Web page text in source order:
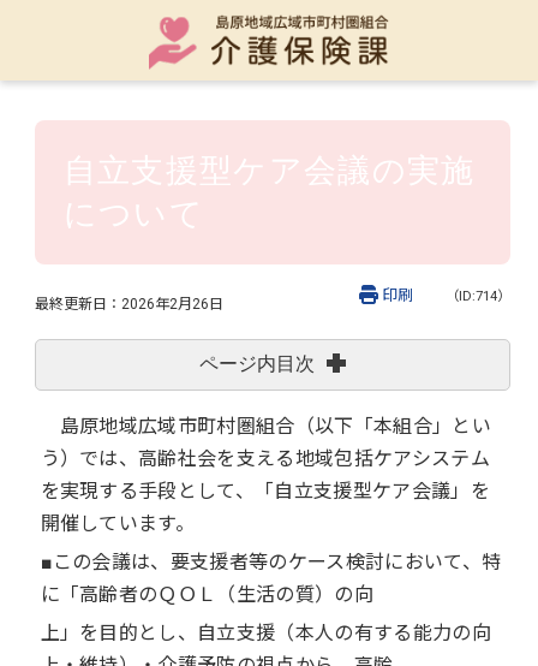
自立支援型ケア会議の実施
について
最終更新日： 2026年2月26日 （ID:714）
印刷
ページ内目次
島原地域広域市町村圏組合（以下「本組合」とい
う）では、高齢社会を支える地域包括ケアシステム
を実現する手段として、「自立支援型ケア会議」を
開催しています。
■この会議は、要支援者等のケース検討において、特
に「高齢者のＱＯＬ（生活の質）の向
上」を目的とし、自立支援（本人の有する能力の向